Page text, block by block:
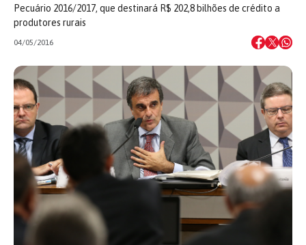
Pecuário 2016/2017, que destinará R$ 202,8 bilhões de crédito a
produtores rurais
04/05/2016